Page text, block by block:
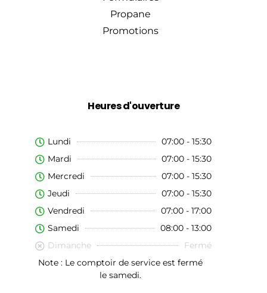
Propane
Promotions
Heures d'ouverture
Lundi
07:00 - 15:30
Mardi
07:00 - 15:30
Mercredi
07:00 - 15:30
Jeudi
07:00 - 15:30
Vendredi
07:00 - 17:00
Samedi
08:00 - 13:00
Dimanche
Fermé
Note : Le comptoir de service est fermé
le samedi.